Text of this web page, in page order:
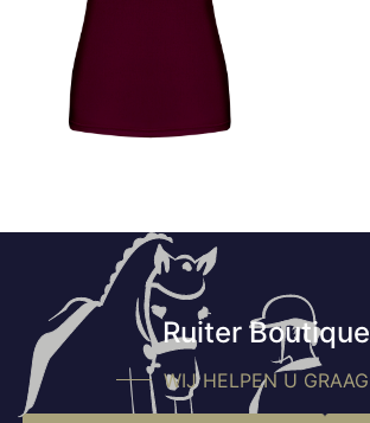
Ruiter Boutique
WIJ HELPEN U GRAAG